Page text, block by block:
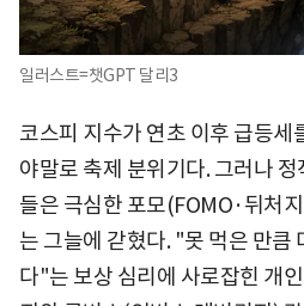
일러스트=챗GPT 달리3
코스피 지수가 연초 이후 급등세
야말로 축제 분위기다. 그러나 정
들은 극심한 포모(FOMO·뒤처
는 그늘에 갇혔다. "못 먹은 만큼
다"는 보상 심리에 사로잡힌 개